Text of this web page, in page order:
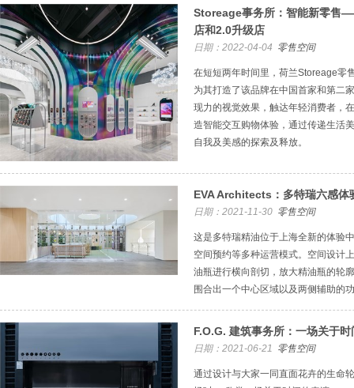
Storeage事务所：智能新零售
店和2.0升级店
日期：2022-04-04 零售空间
在短短两年时间里，荷兰Storeage零
为其打造了该品牌在中国首家和第二
现力的视觉效果，触达年轻消费者，
造智能交互购物体验，通过传递生活
自我及美感的探索及释放。
EVA Architects：多特瑞六感
日期：2021-11-30 零售空间
这是多特瑞精油位于上海全新的体验
空间预约等多种运营模式。空间设计
油瓶进行横向剖切，放大精油瓶的轮
围合出一个中心区域以及两侧辅助的
F.O.G. 建筑事务所：一场关于
日期：2021-06-21 零售空间
通过设计与大家一同直面花卉的生命